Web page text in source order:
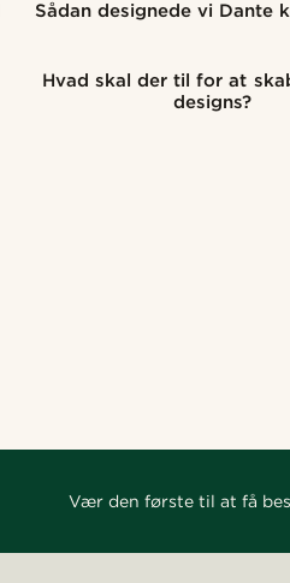
Sådan designede vi Dante
Hvad skal der til for at
designs?
Vær den første til at få